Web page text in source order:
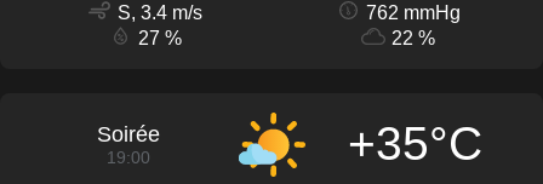
S, 3.4 m/s
762 mmHg
27 %
22 %
Soirée
19:00 +35°C